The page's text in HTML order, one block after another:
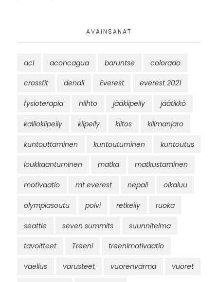
AVAINSANAT
acl aconcagua baruntse colorado
crossfit denali Everest everest 2021
fysioterapia hiihto jääkiipeily jäätikkö
kalliokiipeily kiipeily kiitos kilimanjaro
kuntouttaminen kuntoutuminen kuntoutus
loukkaantuminen matka matkustaminen
motivaatio mt everest nepali olkaluu
olympiasoutu polvi retkeily ruoka
seattle seven summits suunnitelma
tavoitteet Treeni treenimotivaatio
vaellus varusteet vuorenvarma vuoret